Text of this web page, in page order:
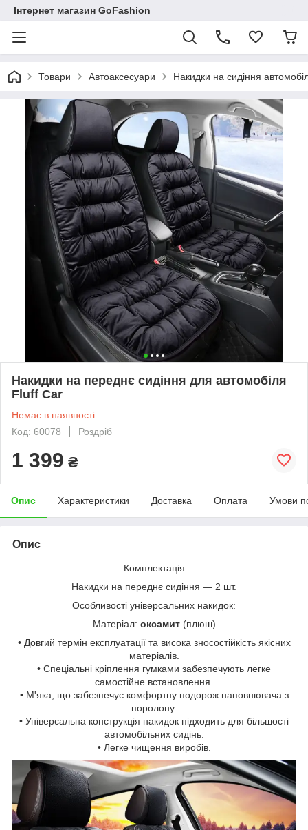
Інтернет магазин GoFashion
Товари Автоаксесуари Накидки на сидіння
Накидки на переднє сидіння для автомобіля
Fluff Car
Немає в наявності
Код: 60078
Роздріб
1 399 ₴
Опис Характеристики Доставка Оплата Умови
Опис
Комплектація
Накидки на переднє сидіння — 2 шт.
Особливості універсальних накидок:
Матеріал: оксамит(плюш)
• Довгий термін експлуатації та висока зносостійкість якісних
матеріалів.
• Спеціальні кріплення гумками забезпечують легке
самостійне встановлення.
• М'яка, що забезпечує комфортну подорож наповнювача з
поролону.
• Універсальна конструкція накидок підходить для більшості
автомобільних сидінь.
• Легке чищення виробів.